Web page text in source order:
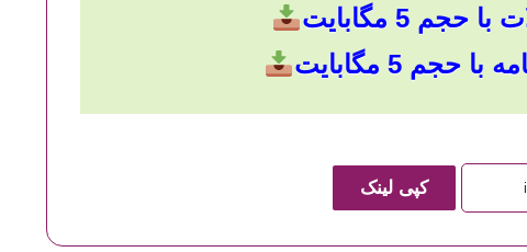
حجم 5 مگابایت
حجم 5 مگابایت
کپی لینک